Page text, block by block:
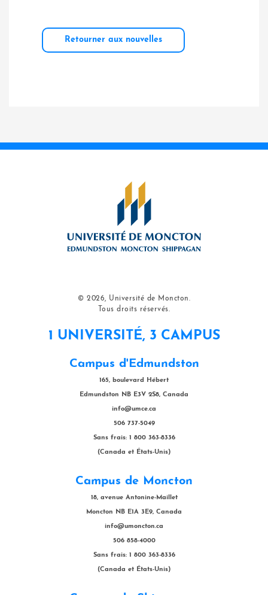
Retourner aux nouvelles
© 2026, Université de Moncton.
Tous droits réservés.
1 UNIVERSITÉ, 3 CAMPUS
Campus d'Edmundston
165, boulevard Hébert
Edmundston NB E3V 2S8, Canada
info@umce.ca
506 737-5049
Sans frais: 1 800 363-8336
(Canada et États-Unis)
Campus de Moncton
18, avenue Antonine-Maillet
Moncton NB E1A 3E9, Canada
info@umoncton.ca
506 858-4000
Sans frais: 1 800 363-8336
(Canada et États-Unis)